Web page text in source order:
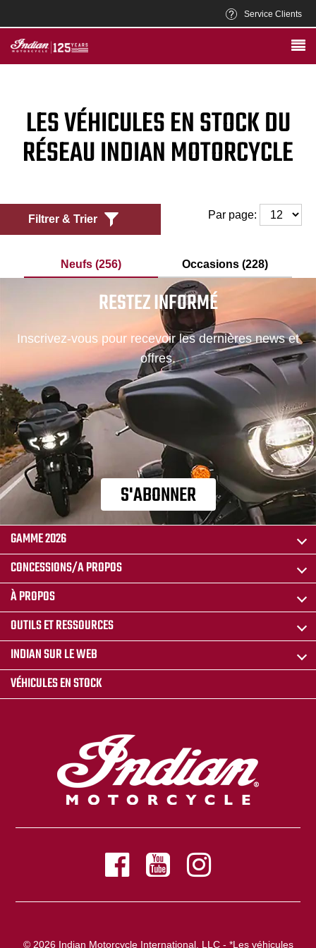
Service Clients
LES VÉHICULES EN STOCK DU
RÉSEAU INDIAN MOTORCYCLE
Filtrer & Trier Par page:
Neufs (256) Occasions (228)
RESTEZ INFORMÉ
Inscrivez-vous pour recevoir les dernières news et
offres.
S'ABONNER
GAMME 2026
CONCESSIONS/A PROPOS
À PROPOS
OUTILS ET RESSOURCES
INDIAN SUR LE WEB
VÉHICULES EN STOCK
© 2026 Indian Motorcycle International, LLC - *Les véhicules